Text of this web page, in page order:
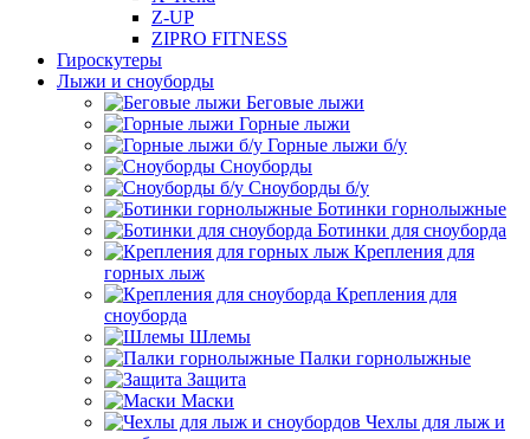
Z-UP
ZIPRO FITNESS
Гироскутеры
Лыжи и сноуборды
Беговые лыжи
Горные лыжи
Горные лыжи б/у
Сноуборды
Сноуборды б/у
Ботинки горнолыжные
Ботинки для сноуборда
Крепления для
горных лыж
Крепления для
сноуборда
Шлемы
Палки горнолыжные
Защита
Маски
Чехлы для лыж и